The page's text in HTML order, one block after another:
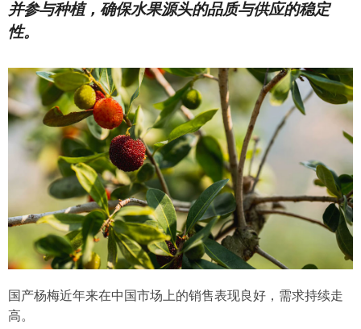
并参与种植，确保水果源头的品质与供应的稳定
性。
国产杨梅近年来在中国市场上的销售表现良好，需求持续走
高。